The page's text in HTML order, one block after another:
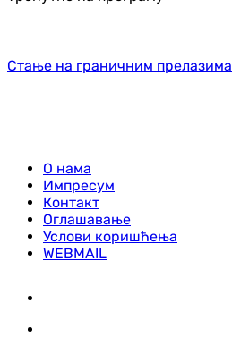
Стање на граничним прелазима
О нама
Импресум
Контакт
Оглашавање
Услови коришћења
WEBMAIL